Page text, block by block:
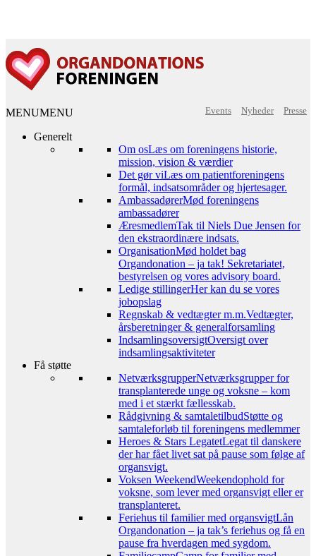
Events Nyheder Presse
MENUMENU
Generelt
Om osLæs om foreningens historie,
mission, vision & værdier
Det gør viLæs om patientforeningens
formål, indsatsområder og hjertesager.
AmbassadørerMød foreningens
ambassadører
ÆresmedlemTak til Niels Due Jensen for
den ekstraordinære indsats.
OrganisationMød holdet bag
Organdonation – ja tak! Sekretariatet,
bestyrelsen og vores advisory board.
Ledige stillingerHer kan du se vores
jobopslag
Regnskab & vedtægter m.m.Vedtægter,
årsberetninger & generalforsamling
IndsamlingsoversigtOversigt over
indsamlingsaktiviteter
Få støtte
NetværksgrupperNetværksgrupper for
transplanterede unge og voksne – kom
med i et stærkt fællesskab.
Rådgivning & samtaletilbudStøtte og
samtaleforløb til foreningens medlemmer
Heroes & Stars LegatetLegat til danskere
der har fået livet sat på pause som følge af
organsvigt.
Voksen WeekendWeekendophold for
voksne, som lever med organsvigt eller er
transplanteret.
Feriehus til familier med organsvigtLån
Organdonation – ja tak’s feriehus og få en
pause fra hverdagen med sygdom.